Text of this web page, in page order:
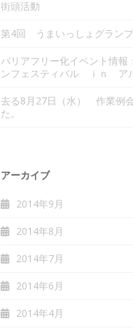
街頭活動
第4回 うまいっしょグラン
バリアフリー化イベント情報
ンフェスティバル ｉｎ ア
去る8月27日（水） 作業例
た。
アーカイブ
2014年9月
2014年8月
2014年7月
2014年6月
2014年4月